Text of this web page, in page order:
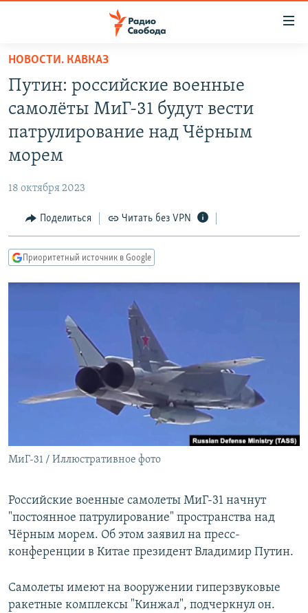
упрощенного
доступа
основному
содержанию
Вернутся
навигации
Вернутся
ПОДКАСТЫ
КУЛЬТУРА
IDEL.РЕАЛИИ
КАВКАЗ.РЕАЛИИ
РАСПИСАНИЕ ВЕЩАНИЯ
ПОДПИШИТЕСЬ НА РАССЫЛКУ
СОЦИАЛЬНЫЕ СЕТИ
НОВОСТИ. КАВКАЗ
Путин: российские военные
самолёты МиГ-31 будут вести
патрулирование над Чёрным
морем
18 октября 2023
Поделиться Читать без VPN
Приоритетный источник в Google
МиГ-31 / Иллюстративное фото
Российские военные самолеты МиГ-31 начнут
"постоянное патрулирование" пространства над
Чёрным морем. Об этом заявил на пресс-
конференции в Китае президент Владимир Путин.
Самолеты имеют на вооружении гиперзвуковые
ракетные комплексы "Кинжал", подчеркнул он.